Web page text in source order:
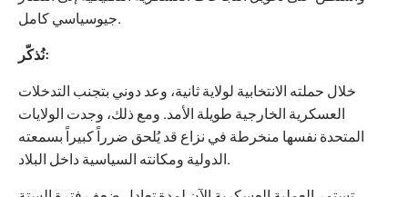
جيوسياسي كامل.
نُذكّر:
خلال حملته الانتخابية لولاية ثانية، وعد دوني بتجنب التدخلات
العسكرية الخارجية طويلة الأمد. ومع ذلك، وجدت الولايات
المتحدة نفسها منخرطة في نزاع قد يُلحق ضرراً كبيراً بسمعته
الدولية ومكانته السياسية داخل البلاد.